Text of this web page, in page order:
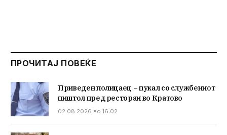
ПРОЧИТАЈ ПОВЕЌЕ
Приведен полицаец – пукал со службениот
пиштол пред ресторан во Кратово
02.08.2026 во 16:02